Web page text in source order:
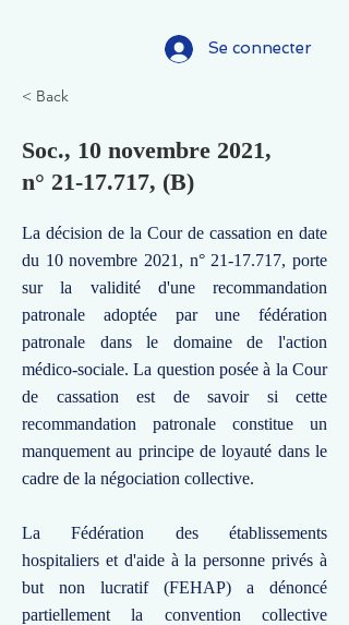
Se connecter
< Back
Soc., 10 novembre 2021,
n° 21-17.717, (B)
La décision de la Cour de cassation en date
du 10 novembre 2021, n° 21-17.717, porte
sur la validité d'une recommandation
patronale adoptée par une fédération
patronale dans le domaine de l'action
médico-sociale. La question posée à la Cour
de cassation est de savoir si cette
recommandation patronale constitue un
manquement au principe de loyauté dans le
cadre de la négociation collective.
La Fédération des établissements
hospitaliers et d'aide à la personne privés à
but non lucratif (FEHAP) a dénoncé
partiellement la convention collective